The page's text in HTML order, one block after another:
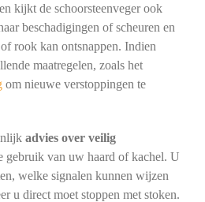
kijkt de schoorsteenveger ook
beschadigingen of scheuren en
rook kan ontsnappen. Indien
maatregelen, zoals het
om nieuwe verstoppingen te
advies over veilig
gebruik van uw haard of kachel. U
welke signalen kunnen wijzen
u direct moet stoppen met stoken.